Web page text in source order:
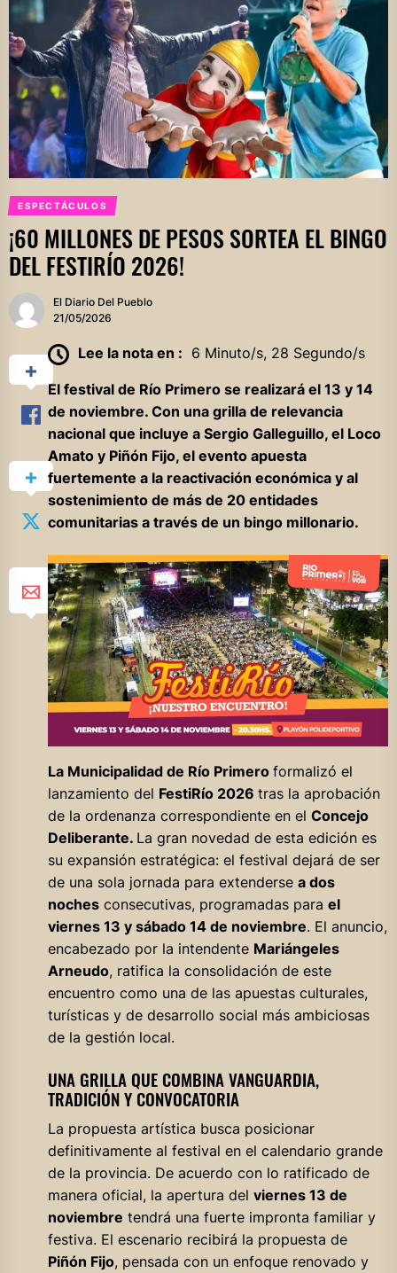
ESPECTÁCULOS
¡60 MILLONES DE PESOS SORTEA EL BINGO
DEL FESTIRÍO 2026!
El Diario Del Pueblo
21/05/2026
Lee la nota en : 6 Minuto/s, 28 Segundo/s
El festival de Río Primero se realizará el 13 y 14
de noviembre. Con una grilla de relevancia
nacional que incluye a Sergio Galleguillo, el Loco
Amato y Piñón Fijo, el evento apuesta
fuertemente a la reactivación económica y al
sostenimiento de más de 20 entidades
comunitarias a través de un bingo millonario.
La Municipalidad de Río Primero formalizó el
lanzamiento del FestiRío 2026 tras la aprobación
de la ordenanza correspondiente en el Concejo
Deliberante. La gran novedad de esta edición es
su expansión estratégica: el festival dejará de ser
de una sola jornada para extenderse a dos
nochesconsecutivas, programadas para el
viernes 13 y sábado 14 de noviembre. El anuncio,
encabezado por la intendente Mariángeles
Arneudo, ratifica la consolidación de este
encuentro como una de las apuestas culturales,
turísticas y de desarrollo social más ambiciosas
de la gestión local.
UNA GRILLA QUE COMBINA VANGUARDIA,
TRADICIÓN Y CONVOCATORIA
La propuesta artística busca posicionar
definitivamente al festival en el calendario grande
de la provincia. De acuerdo con lo ratificado de
manera oficial, la apertura del viernes 13 de
noviembre tendrá una fuerte impronta familiar y
festiva. El escenario recibirá la propuesta de
Piñón Fijo, pensada con un enfoque renovado y